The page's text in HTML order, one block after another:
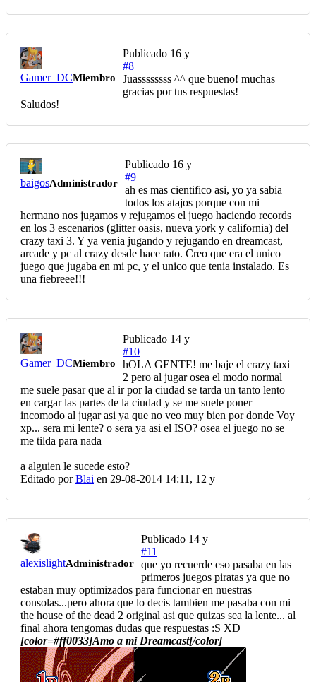
Gamer_DCMiembro
Publicado 16 y
#8
Juassssssss ^^ que bueno! muchas
gracias por tus respuestas!
Saludos!
baigosAdministrador
Publicado 16 y
#9
ah es mas cientifico asi, yo ya sabia
todos los atajos porque con mi
hermano nos jugamos y rejugamos el juego haciendo records
en los 3 escenarios (glitter oasis, nueva york y california) del
crazy taxi 3. Y ya venia jugando y rejugando en dreamcast,
arcade y pc al crazy desde hace rato. Creo que era el unico
juego que jugaba en mi pc, y el unico que tenia instalado. Es
una fiebreee!!!
Gamer_DCMiembro
Publicado 14 y
#10
hOLA GENTE! me baje el crazy taxi
2 pero al jugar osea el modo normal
me suele pasar que al ir por la ciudad se tarda un tanto lento
en cargar las partes de la ciudad y se me suele poner
incomodo al jugar asi ya que no veo muy bien por donde Voy
xp... sera mi lente? o sera ya asi el ISO? osea el juego no se
me tilda para nada
a alguien le sucede esto?
Editado porBlai en 29-08-2014 14:11, 12 y
alexislightAdministrador
Publicado 14 y
#11
que yo recuerde eso pasaba en las
primeros juegos piratas ya que no
estaban muy optimizados para funcionar en nuestras
consolas...pero ahora que lo decis tambien me pasaba con mi
the house of the dead 2 original asi que quizas sea la lente... al
final ahora tengomas dudas que respuestas :S XD
[color=#ff0033]Amo a mi Dreamcast[/color]